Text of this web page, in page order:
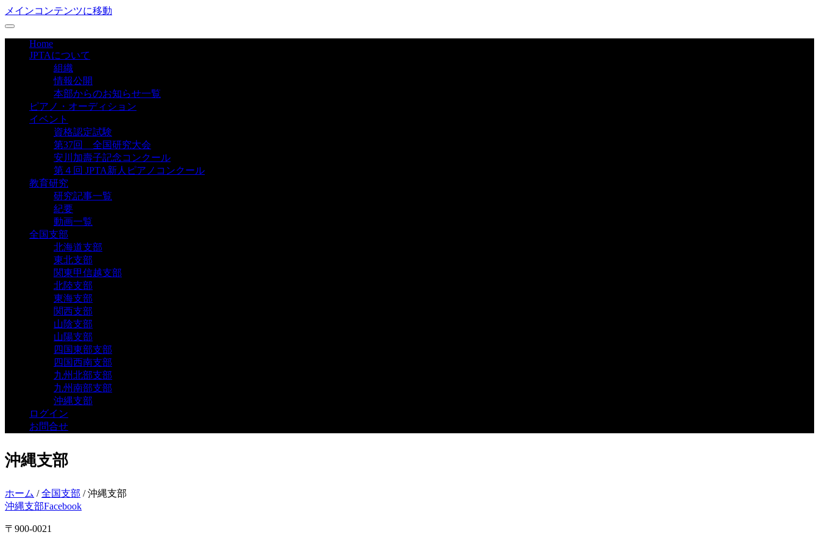
メインコンテンツに移動
Home
JPTAについて
組織
情報公開
本部からのお知らせ一覧
ピアノ・オーディション
イベント
資格認定試験
第37回 全国研究大会
安川加壽子記念コンクール
第４回 JPTA新人ピアノコンクール
教育研究
研究記事一覧
紀要
動画一覧
全国支部
北海道支部
東北支部
関東甲信越支部
北陸支部
東海支部
関西支部
山陰支部
山陽支部
四国東部支部
四国西南支部
九州北部支部
九州南部支部
沖縄支部
ログイン
お問合せ
沖縄支部
ホーム /全国支部 / 沖縄支部
沖縄支部Facebook
〒900-0021